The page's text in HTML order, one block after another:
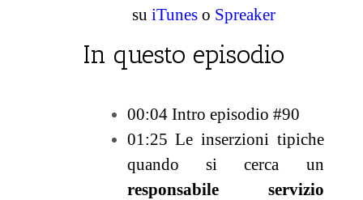
su iTunes o Spreaker
In questo episodio
00:04 Intro episodio #90
01:25 Le inserzioni tipiche
quando si cerca un
responsabile servizio